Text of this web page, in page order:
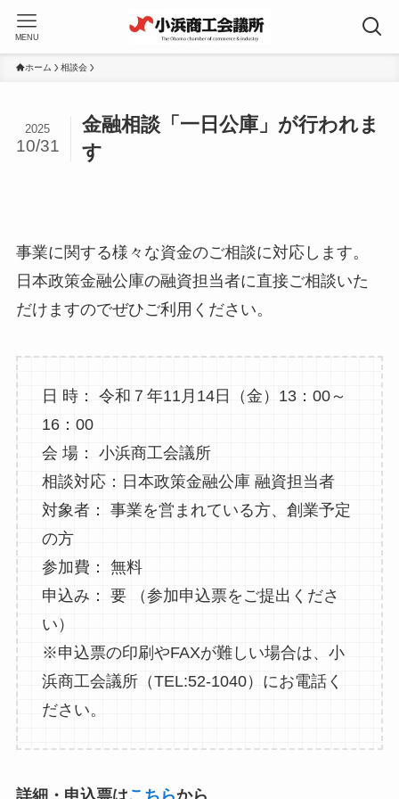
MENU
ホーム 相談会
金融相談「一日公庫」が行われま
す
2025
10/31
事業に関する様々な資金のご相談に対応します。
日本政策金融公庫の融資担当者に直接ご相談いた
だけますのでぜひご利用ください。
日 時： 令和７年11月14日（金）13：00～
16：00
会 場： 小浜商工会議所
相談対応：日本政策金融公庫 融資担当者
対象者： 事業を営まれている方、創業予定
の方
参加費： 無料
申込み： 要 （参加申込票をご提出くださ
い）
※申込票の印刷やFAXが難しい場合は、小
浜商工会議所（TEL:52-1040）にお電話く
ださい。